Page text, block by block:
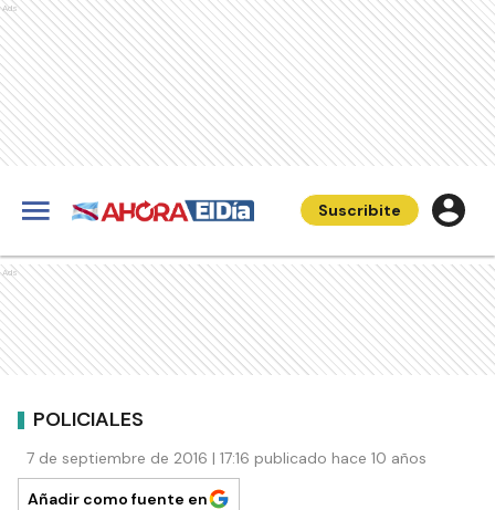
Ads
Suscribite
Ads
POLICIALES
7 de septiembre de 2016 | 17:16 publicado hace 10 años
Añadir como fuente en